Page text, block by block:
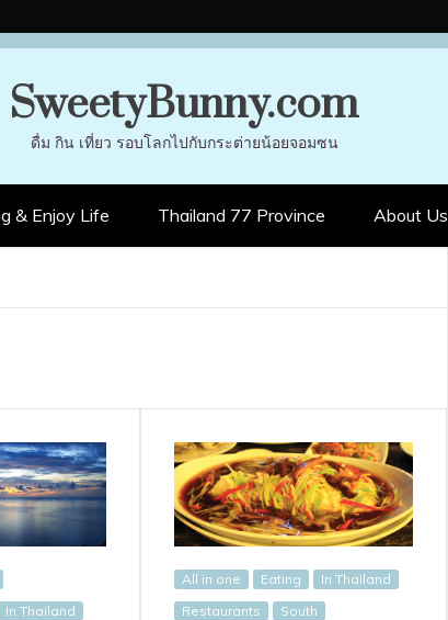
SweetyBunny.com
ดื่ม กิน เที่ยว รอบโลกไปกับกระต่ายน้อยจอมซน
& Enjoy Life Thailand 77 Province About Us
In Thailand
All in one Eating
In Thailand
Restaurants
South